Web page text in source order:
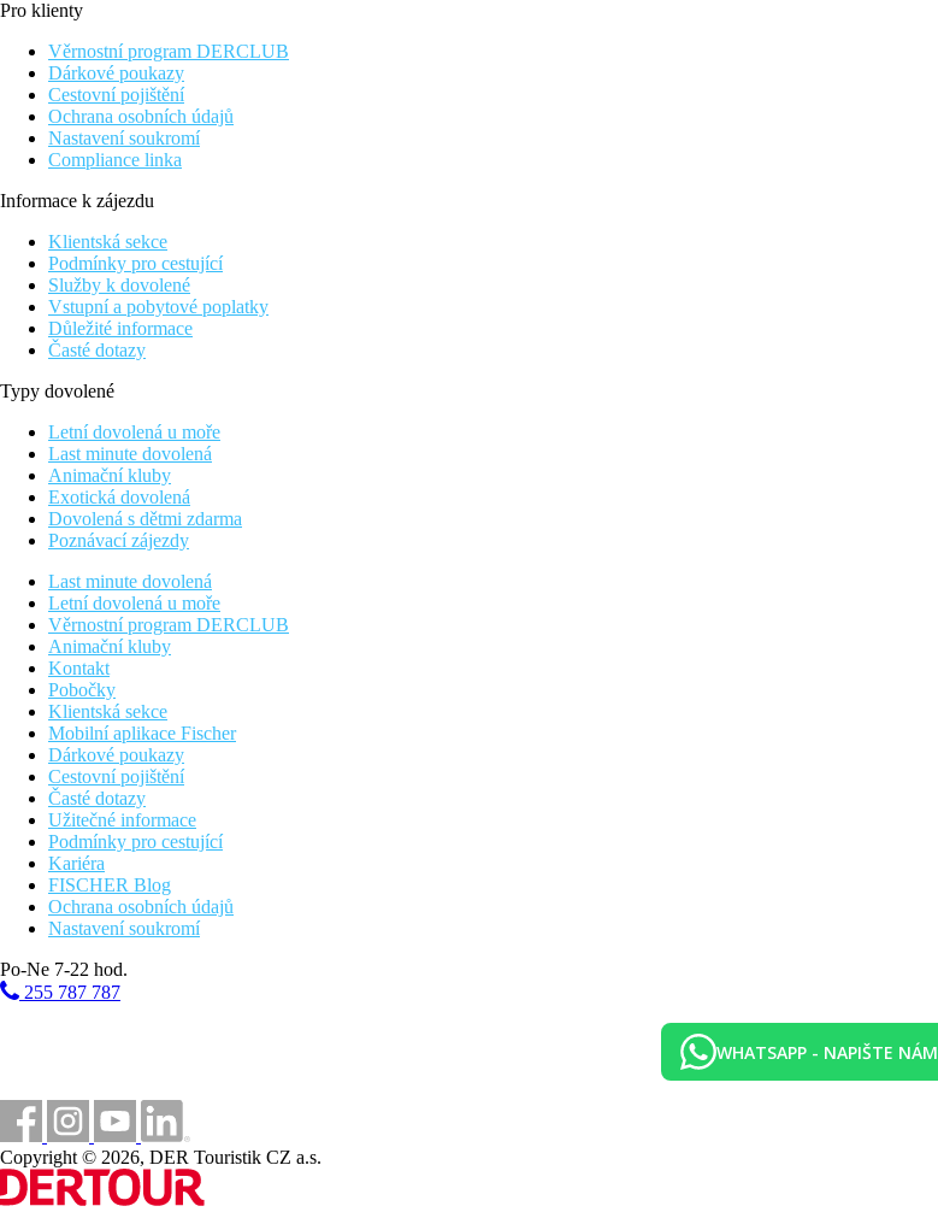
Pro klienty
Věrnostní program DERCLUB
Dárkové poukazy
Cestovní pojištění
Ochrana osobních údajů
Nastavení soukromí
Compliance linka
Informace k zájezdu
Klientská sekce
Podmínky pro cestující
Služby k dovolené
Vstupní a pobytové poplatky
Důležité informace
Časté dotazy
Typy dovolené
Letní dovolená u moře
Last minute dovolená
Animační kluby
Exotická dovolená
Dovolená s dětmi zdarma
Poznávací zájezdy
Last minute dovolená
Letní dovolená u moře
Věrnostní program DERCLUB
Animační kluby
Kontakt
Pobočky
Klientská sekce
Mobilní aplikace Fischer
Dárkové poukazy
Cestovní pojištění
Časté dotazy
Užitečné informace
Podmínky pro cestující
Kariéra
FISCHER Blog
Ochrana osobních údajů
Nastavení soukromí
Po-Ne 7-22 hod.
255 787 787
WHATSAPP - NAPIŠTE NÁM
Copyright © 2026, DER Touristik CZ a.s.